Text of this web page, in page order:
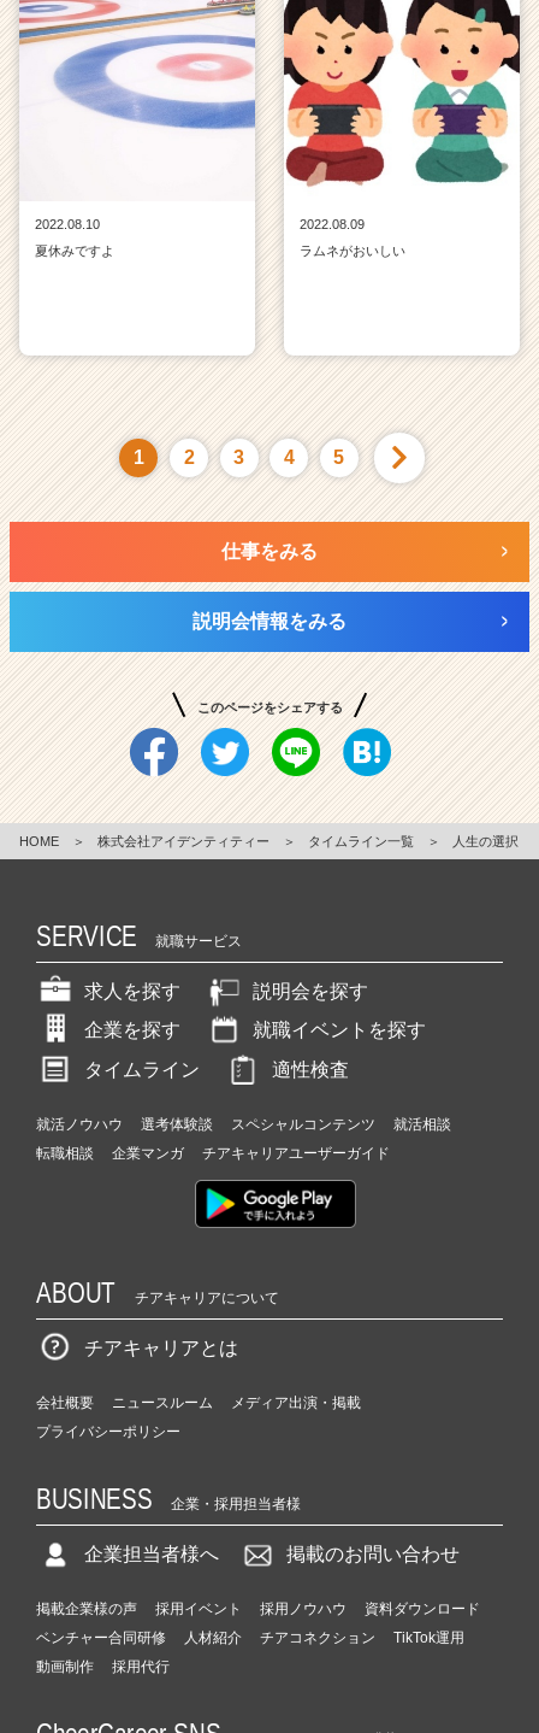
2022.08.10
夏休みですよ
2022.08.09
ラムネがおいしい
1 2 3 4 5
仕事をみる
説明会情報をみる
このページをシェアする
HOME ＞ 株式会社アイデンティティー ＞ タイムライン一覧 ＞ 人生の選択
SERVICE 就職サービス
求人を探す
説明会を探す
企業を探す
就職イベントを探す
タイムライン
適性検査
就活ノウハウ 選考体験談 スペシャルコンテンツ
就活相談
転職相談
企業マンガ チアキャリアユーザーガイド
ABOUT チアキャリアについて
チアキャリアとは
会社概要 ニュースルーム
メディア出演・掲載
プライバシーポリシー
BUSINESS 企業・採用担当者様
企業担当者様へ 掲載のお問い合わせ
掲載企業様の声 採用イベント 採用ノウハウ
資料ダウンロード
ベンチャー合同研修
人材紹介 チアコネクション
TikTok運用
動画制作
採用代行